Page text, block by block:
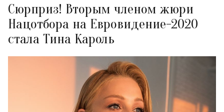
Сюрприз! Вторым членом жюри
Нацотбора на Евровидение-2020
стала Тина Кароль